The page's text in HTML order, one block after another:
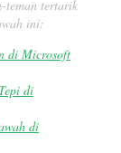
teman tertarik
ini:
di Microsoft
di
di